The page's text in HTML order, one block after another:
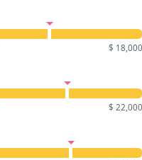
$ 18,000
$ 22,000